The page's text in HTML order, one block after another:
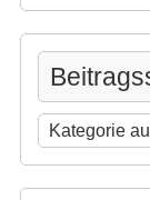
Beitragssuche
nach